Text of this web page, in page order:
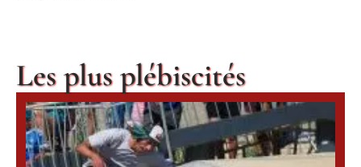
Les plus plébiscités